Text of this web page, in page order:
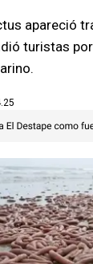
apareció
turistas